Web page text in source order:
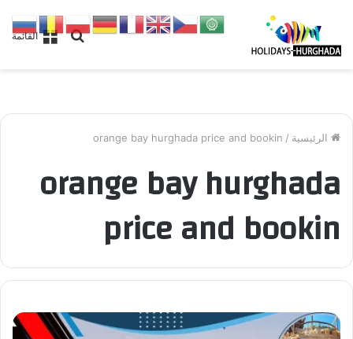
القائمة
بحث
الرئيسية /
orange bay hurghada price and bookin
orange bay hurghada
price and bookin